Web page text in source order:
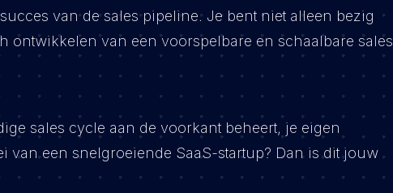
van de sales pipeline. Je bent niet alleen bezig
ontwikkelen van een voorspelbare en schaalbare sales
sales cycle aan de voorkant beheert, je eigen
van een snelgroeiende SaaS-startup? Dan is dit jouw